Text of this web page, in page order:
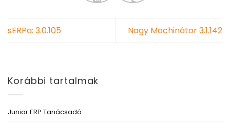
sERPa: 3.0.105 Nagy Machinátor 3.1.142
Korábbi tartalmak
Junior ERP Tanácsadó